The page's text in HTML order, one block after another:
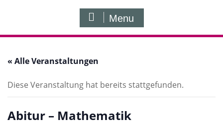
Menu
« Alle Veranstaltungen
Diese Veranstaltung hat bereits stattgefunden.
Abitur – Mathematik